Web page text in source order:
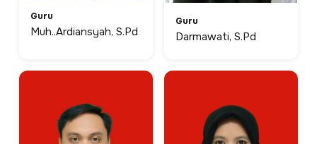
Guru
Muh..Ardiansyah, S.Pd
Guru
Darmawati, S.Pd